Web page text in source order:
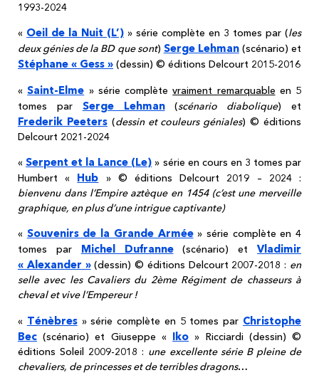
1993-2024
« Oeil de la Nuit (L’) » série complète en 3 tomes par (les
deux génies de la BD que sont) Serge Lehman(scénario) et
Stéphane « Gess » (dessin) © éditions Delcourt 2015-2016
«Saint-Elme » série complètevraiment remarquable en 5
tomes par Serge Lehman(scénario diabolique) et
Frederik Peeters(dessin et couleurs géniales) © éditions
Delcourt 2021-2024
«Serpent et la Lance (Le) » série en cours en 3 tomes par
Humbert « Hub » © éditions Delcourt 2019 – 2024 :
bienvenu dans l’Empire aztèque en 1454 (c’est une merveille
graphique, en plus d’une intrigue captivante)
« Souvenirs de la Grande Armée» série complète en 4
tomes par Michel Dufranne(scénario) etVladimir
« Alexander »(dessin) © éditions Delcourt 2007-2018 : en
selle avec les Cavaliers du 2ème Régiment de chasseurs à
cheval et vive l’Empereur !
« Ténèbres» série complète en 5 tomes par Christophe
Bec (scénario) et Giuseppe « Iko » Ricciardi (dessin) ©
éditions Soleil 2009-2018 : une excellente série B pleine de
chevaliers, de princesses et de terribles dragons…